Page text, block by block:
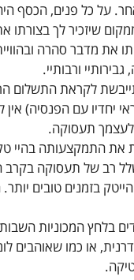
על כל פנים, הכסף
שיזכיר לך בצורתו
את מדבר סהרה
ורבותיי.
לקראת התשלום
יחדיו עם הפנסיה) אין
תעסוקה.
את התמקצעותה בהיי
רב של תעסוקה בקרב
בזמנים טובים
בלחץ המכוניות
או כמו שאוהבים